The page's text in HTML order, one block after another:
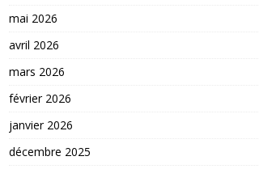
mai 2026
avril 2026
mars 2026
février 2026
janvier 2026
décembre 2025